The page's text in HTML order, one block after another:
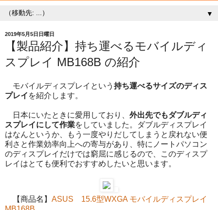
▼
2019年5月5日日曜日
【製品紹介】持ち運べるモバイルディ
スプレイ MB168B の紹介
モバイルディスプレイという 持ち運べるサイズのディス
プレイ を紹介します。
日本にいたときに愛用しており、 外出先でもダブルディ
スプレイにして作業をしていました。ダブルディスプレイ
はなんというか、もう一度やりだしてしまうと戻れない便
利さと作業効率向上への寄与があり、特にノートパソコン
のディスプレイだけでは窮屈に感じるので、このディスプ
レイはとても便利でおすすめしたいと思います。
【商品名】 ASUS 15.6型WXGA モバイルディスプレイ